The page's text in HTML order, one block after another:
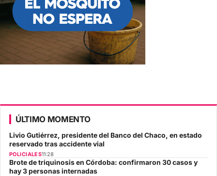
ÚLTIMO MOMENTO
Livio Gutiérrez, presidente del Banco del Chaco, en estado
reservado tras accidente vial
POLICIALES11:28
Brote de triquinosis en Córdoba: confirmaron 30 casos y
hay 3 personas internadas